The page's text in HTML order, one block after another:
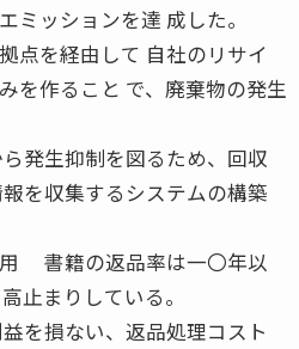
ミッションを達 成した。
点を経由して 自社のリサイ
を作ること で、廃棄物の発生
発生抑制を図るため、回収
を収集するシステムの構築
書籍の返品率は一〇年以
止まりしている。
を損ない、返品処理コスト